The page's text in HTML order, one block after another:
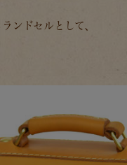
ンドセルとして、